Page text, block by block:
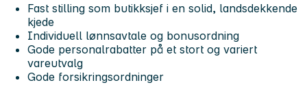
Fast stilling som butikksjef i en solid, landsdekkende
kjede
Individuell lønnsavtale og bonusordning
Gode personalrabatter på et stort og variert
vareutvalg
Gode forsikringsordninger